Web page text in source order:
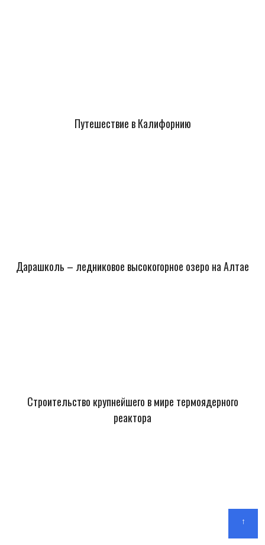
Путешествие в Калифорнию
Дарашколь – ледниковое высокогорное озеро на Алтае
Строительство крупнейшего в мире термоядерного
реактора
↑